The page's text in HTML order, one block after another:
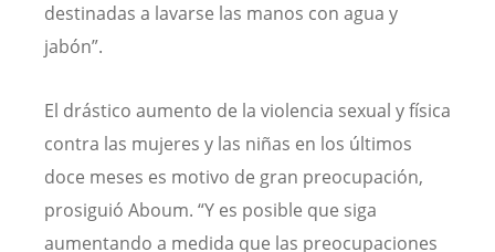
destinadas a lavarse las manos con agua y
jabón”.
El drástico aumento de la violencia sexual y física
contra las mujeres y las niñas en los últimos
doce meses es motivo de gran preocupación,
prosiguió Aboum. “Y es posible que siga
aumentando a medida que las preocupaciones